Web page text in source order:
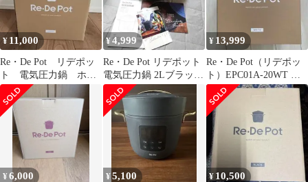
¥ 11,000
Re・De Pot リデポッ
ト 電気圧力鍋 ホワ
イト
¥4,999
Re・De Pot リデポット
電気圧力鍋 2Lブラック
レシピブック
¥ 13,999
Re・De Pot（リデポッ
ト）EPC01A-20WT 電
気圧力鍋 2L 白
¥6,000 ¥5,100 ¥ 10,500